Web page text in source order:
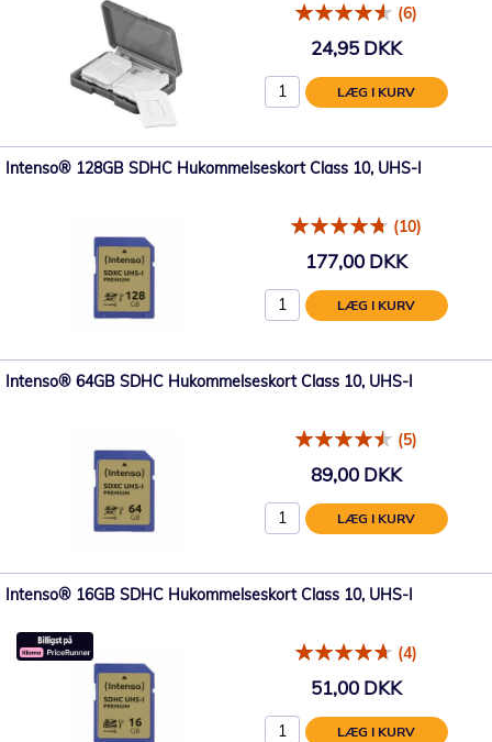
(6)
24,95 DKK
LÆG I KURV
Intenso® 128GB SDHC Hukommelseskort Class 10, UHS-I
(10)
177,00 DKK
LÆG I KURV
Intenso® 64GB SDHC Hukommelseskort Class 10, UHS-I
(5)
89,00 DKK
LÆG I KURV
Intenso® 16GB SDHC Hukommelseskort Class 10, UHS-I
(4)
51,00 DKK
LÆG I KURV